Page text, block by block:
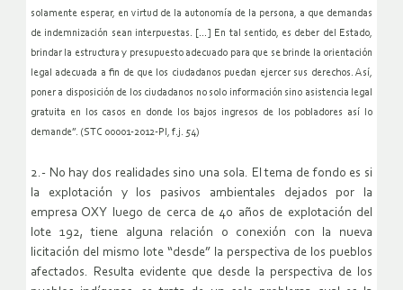
solamente esperar, en virtud de la autonomía de la persona, a que demandas
de indemnización sean interpuestas. […] En tal sentido, es deber del Estado,
brindar la estructura y presupuesto adecuado para que se brinde la orientación
legal adecuada a fin de que los ciudadanos puedan ejercer sus derechos. Así,
poner a disposición de los ciudadanos no solo información sino asistencia legal
gratuita en los casos en donde los bajos ingresos de los pobladores así lo
demande”. (STC 00001-2012-PI, f.j. 54)
2.- No hay dos realidades sino una sola. El tema de fondo es si
la explotación y los pasivos ambientales dejados por la
empresa OXY luego de cerca de 40 años de explotación del
lote 192, tiene alguna relación o conexión con la nueva
licitación del mismo lote “desde” la perspectiva de los pueblos
afectados. Resulta evidente que desde la perspectiva de los